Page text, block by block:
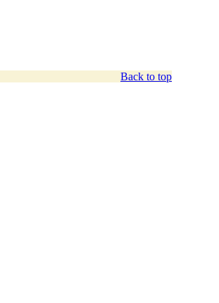
Back to top